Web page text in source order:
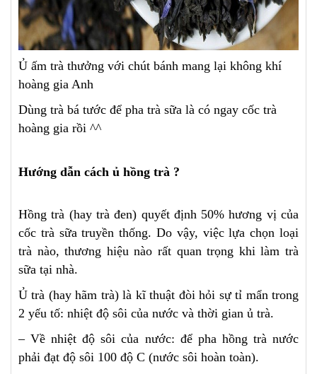
Ủ ấm trà thưởng với chút bánh mang lại không khí
hoàng gia Anh
Dùng trà bá tước để pha trà sữa là có ngay cốc trà
hoàng gia rồi ^^
Hướng dẫn cách ủ hồng trà ?
Hồng trà (hay trà đen) quyết định 50% hương vị của
cốc trà sữa truyền thống. Do vậy, việc lựa chọn loại
trà nào, thương hiệu nào rất quan trọng khi làm trà
sữa tại nhà.
Ủ trà (hay hãm trà) là kĩ thuật đòi hỏi sự tỉ mẩn trong
2 yếu tố: nhiệt độ sôi của nước và thời gian ủ trà.
– Về nhiệt độ sôi của nước: để pha hồng trà nước
phải đạt độ sôi 100 độ C (nước sôi hoàn toàn).